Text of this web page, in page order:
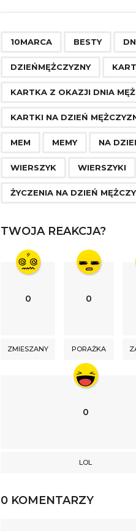
P
a
g
n
a
o
n
10MARCA BESTY
DZIEŃMĘŻCZYZNY
KARTKA Z OKAZJI DNIA
KARTKI NA DZIEŃ
MEM MEMY NA
WIERSZYK WIERSZYKI
ŻYCZENIA NA DZIEŃ
TWOJA REAKCJA?
0
ZMIESZANY
0
PORAŻKA
0
LOL
0 KOMENTARZY